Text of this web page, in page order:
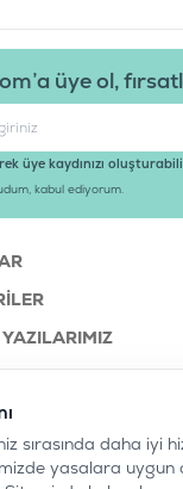
üye ol,
üye kaydınızı
kabul ediyorum.
sırasında daha iyi
yasalara uygun